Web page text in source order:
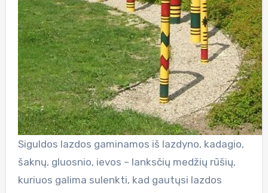
Siguldos lazdos gaminamos iš lazdyno, kadagio,
šaknų, gluosnio, ievos – lanksčių medžių rūšių,
kuriuos galima sulenkti, kad gautųsi lazdos